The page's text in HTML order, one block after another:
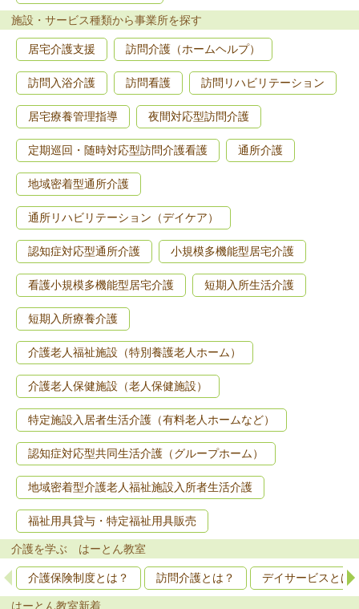
施設・サービス種類から事業所を探す
居宅介護支援 訪問介護（ホームヘルプ）
訪問入浴介護 訪問看護 訪問リハビリテーション
居宅療養管理指導 夜間対応型訪問介護
定期巡回・随時対応型訪問介護看護 通所介護
地域密着型通所介護
通所リハビリテーション（デイケア）
認知症対応型通所介護 小規模多機能型居宅介護
看護小規模多機能型居宅介護 短期入所生活介護
短期入所療養介護
介護老人福祉施設（特別養護老人ホーム）
介護老人保健施設（老人保健施設）
特定施設入居者生活介護（有料老人ホームなど）
認知症対応型共同生活介護（グループホーム）
地域密着型介護老人福祉施設入所者生活介護
福祉用具貸与・特定福祉用具販売
介護を学ぶ はーとん教室
介護保険制度とは？ 訪問介護とは？ デイサービスとは
はーとん教室新着